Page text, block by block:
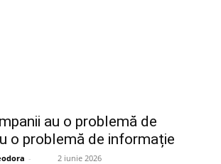
au o problemă de
o problemă de informație
- 2 iunie 2026